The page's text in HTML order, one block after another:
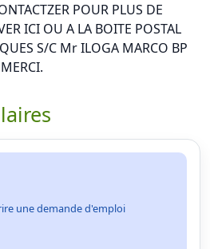
POUR PLUS DE
ICI OU A LA BOITE POSTAL
S/C Mr ILOGA MARCO BP
une demande d'emploi